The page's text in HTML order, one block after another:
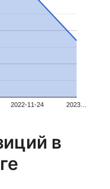
2022-11-24 2023…
в